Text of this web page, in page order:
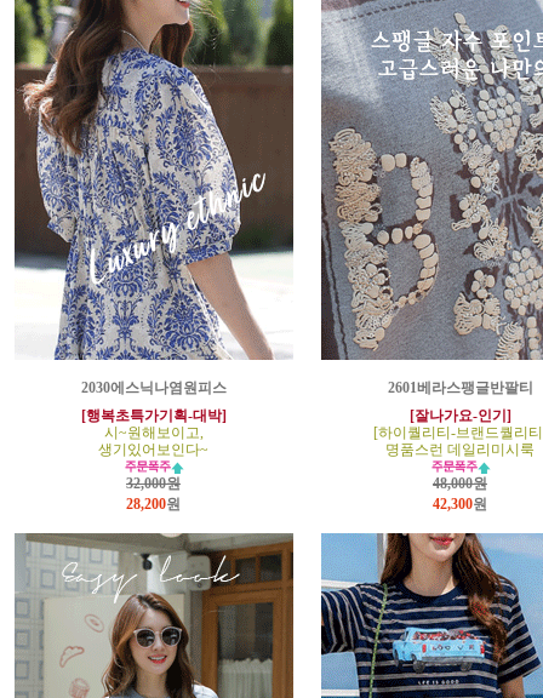
2030에스닉나염원피스
[행복초특가기획-대박]
시~원해보이고,
생기있어보인다~
32,000원
28,200원
2601베라스팽글반팔티
[잘나가요-인기]
[하이퀄리티-브랜드퀄리
명품스런 데일리미시룩
48,000원
42,300원